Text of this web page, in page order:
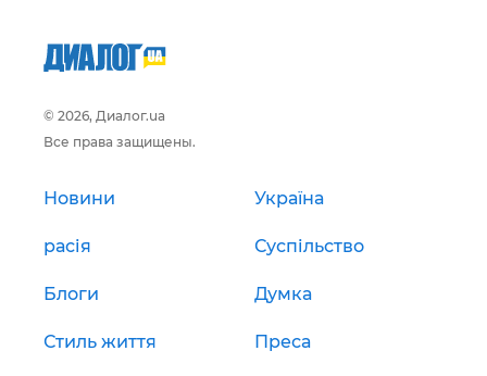
© 2026, Диалог.ua
Все права защищены.
Новини Україна
расія Суспільство
Блоги Думка
Стиль життя Преса